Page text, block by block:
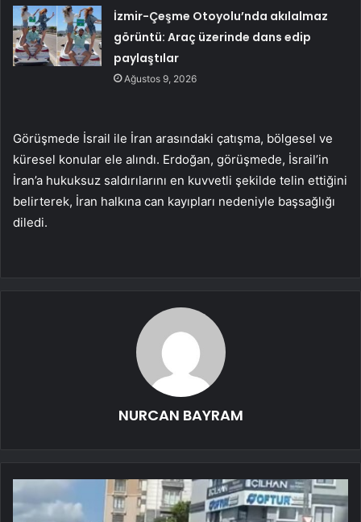
İzmir-Çeşme Otoyolu’nda akılalmaz
görüntü: Araç üzerinde dans edip
paylaştılar
Ağustos 9, 2026
Görüşmede İsrail ile İran arasındaki çatışma, bölgesel ve
küresel konular ele alındı. Erdoğan, görüşmede, İsrail’in
İran’a hukuksuz saldırılarını en kuvvetli şekilde telin ettiğini
belirterek, İran halkına can kayıpları nedeniyle başsağlığı
diledi.
NURCAN BAYRAM